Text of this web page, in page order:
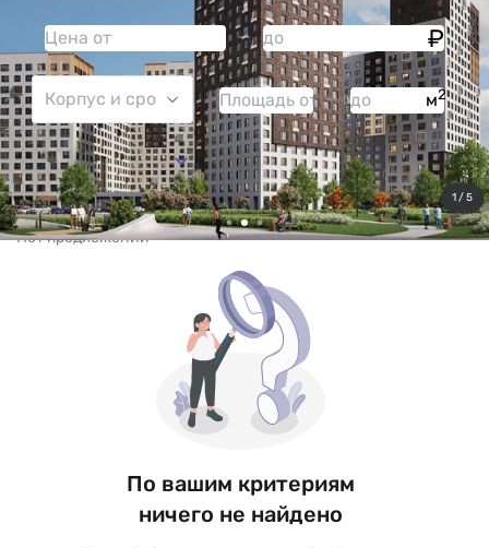
1 / 5
м2
Больше фильтров Сбросить все
Нет предложений
По вашим критериям
ничего не найдено